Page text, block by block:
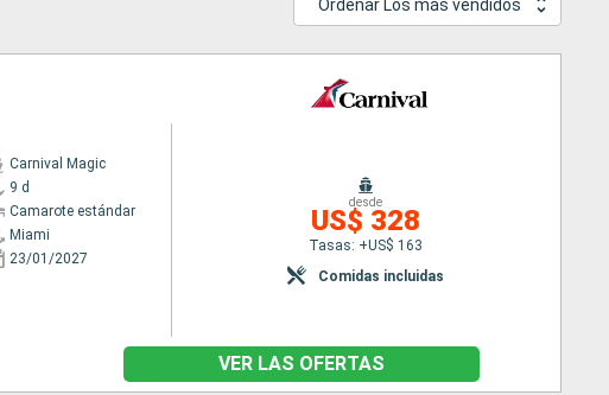
Ordenar Los más vendidos
Carnival Magic
9 d
Camarote estándar
Miami
23/01/2027
desde
US$ 328
Tasas: +US$ 163
Comidas incluidas
VER LAS OFERTAS